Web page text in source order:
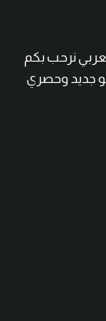
نرحب بكم
جديد وحصري